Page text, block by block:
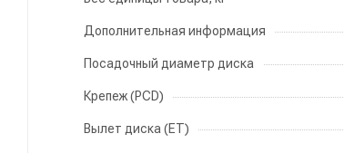
Дополнительная информация
Посадочный диаметр диска
Крепеж (PCD)
Вылет диска (ET)